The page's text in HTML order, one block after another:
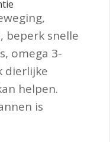
beperk snelle
omega 3-
dierlijke
helpen.
is